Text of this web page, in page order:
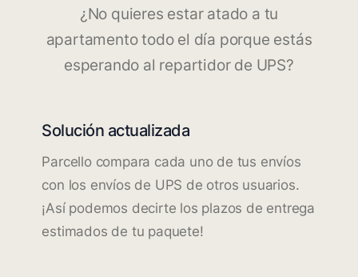
¿No quieres estar atado a tu
apartamento todo el día porque estás
esperando al repartidor de UPS?
Solución actualizada
Parcello compara cada uno de tus envíos
con los envíos de UPS de otros usuarios.
¡Así podemos decirte los plazos de entrega
estimados de tu paquete!